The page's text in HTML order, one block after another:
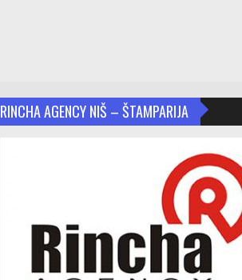
RINCHA AGENCY NIŠ – ŠTAMPARIJA